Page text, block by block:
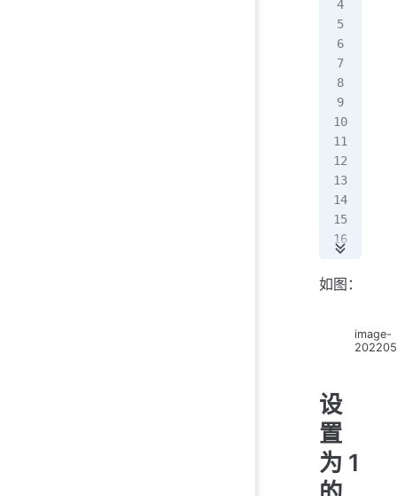
如图：
image-
设
置
为 1